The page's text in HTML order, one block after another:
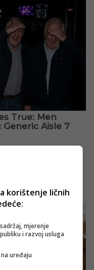
korištenje ličnih
mjerenje
i razvoj usluga
uređaju